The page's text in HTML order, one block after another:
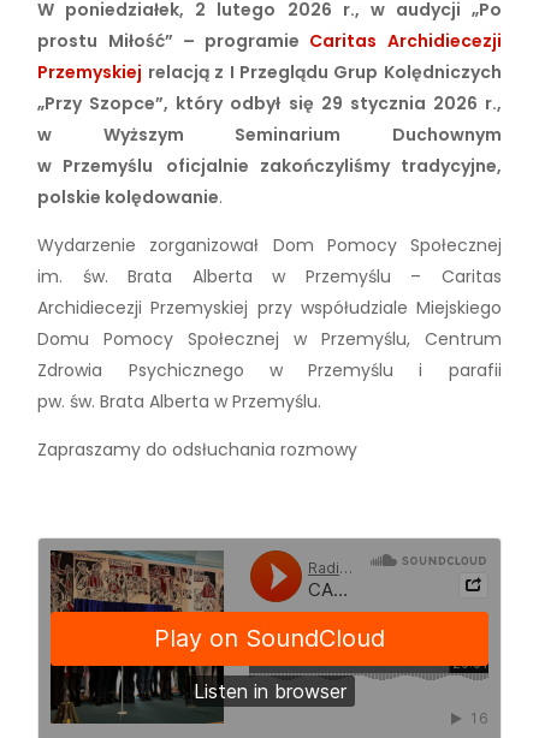
W poniedziałek, 2 lutego 2026 r., w audycji „Po
prostu Miłość” – programie Caritas Archidiecezji
Przemyskiej relacją z I Przeglądu Grup Kolędniczych
„Przy Szopce”, który odbył się 29 stycznia 2026 r.,
w Wyższym Seminarium Duchownym
w Przemyślu
oficjalnie zakończyliśmy tradycyjne,
polskie kolędowanie.
Wydarzenie zorganizował Dom Pomocy Społecznej
im. św. Brata Alberta w Przemyślu – Caritas
Archidiecezji Przemyskiej przy współudziale Miejskiego
Domu Pomocy Społecznej w Przemyślu, Centrum
Zdrowia Psychicznego w Przemyślu i parafii
pw. św. Brata Alberta w Przemyślu.
Zapraszamy do odsłuchania rozmowy